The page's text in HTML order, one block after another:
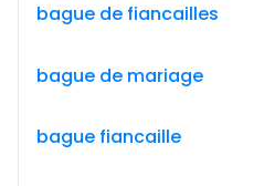
bague de fiancailles
bague de mariage
bague fiancaille